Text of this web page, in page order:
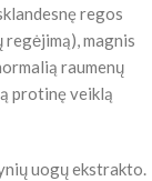
regos
magnis
raumenų
protinę veiklą
uogų ekstrakto.